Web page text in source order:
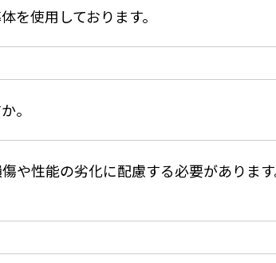
を使用しております。
。
や性能の劣化に配慮する必要がありま